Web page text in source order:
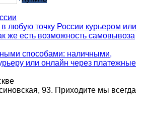
любую точку России курьером или
же есть возможность самовывоза
способами: наличными,
или онлайн через платежные
93. Приходите мы всегда